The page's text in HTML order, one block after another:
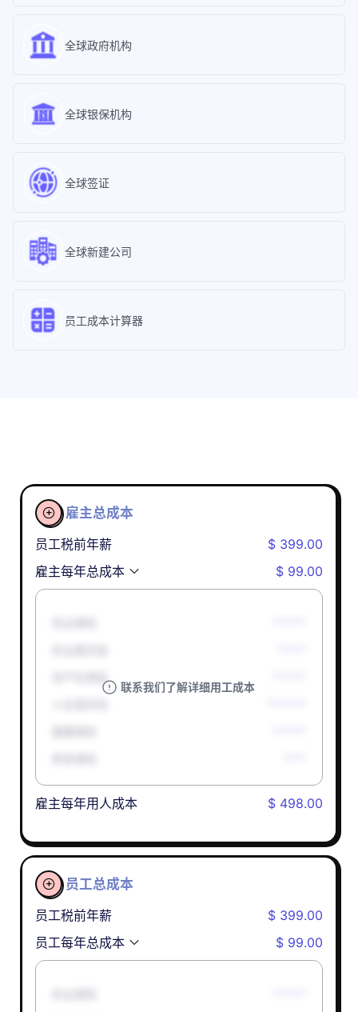
全球政府机构
全球银保机构
全球签证
全球新建公司
员工成本计算器

雇主总成本
员工税前年薪
$ 399.00
雇主每年总成本
$ 99.00
联系我们了解详细用工成本
孕产妇津贴
雇主每年用人成本 $ 498.00

员工总成本
员工税前年薪
$ 399.00
员工每年总成本
$ 99.00